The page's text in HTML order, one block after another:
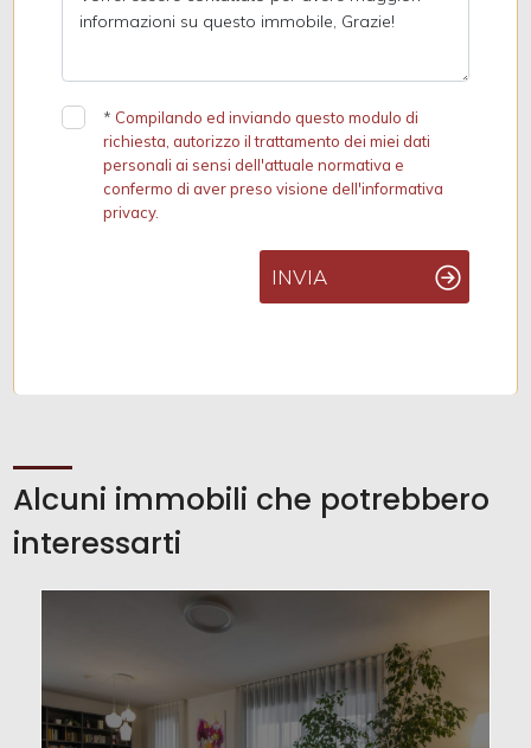
* Compilando ed inviando questo modulo di
richiesta, autorizzo il trattamento dei miei dati
personali ai sensi dell'attuale normativa e
confermo di aver preso visione dell'informativa
privacy.
INVIA
Alcuni immobili che potrebbero
interessarti